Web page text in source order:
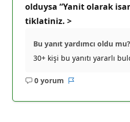
olduysa “Yanit olarak
tiklatiniz. >
Bu yanıt yardımcı oldu mu?
30+ kişi bu yanıtı yararlı
0 yorum
Açıklama